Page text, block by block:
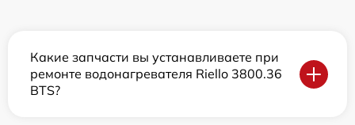
Какие запчасти вы устанавливаете при
ремонте водонагревателя Riello 3800.36
BTS?